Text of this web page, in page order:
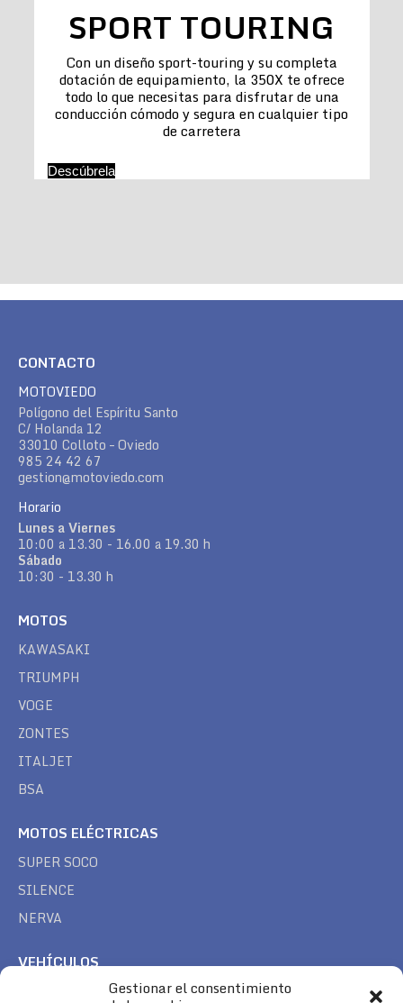
Gestionar el consentimiento
SPORT TOURING
Con un diseño sport-touring y su completa
dotación de equipamiento, la 350X te ofrece
todo lo que necesitas para disfrutar de una
conducción cómodo y segura en cualquier tipo
de carretera
Descúbrela
CONTACTO
MOTOVIEDO
Polígono del Espíritu Santo
C/ Holanda 12
33010 Colloto – Oviedo
985 24 42 67
gestion@motoviedo.com
Horario
Lunes a Viernes
10:00 a 13.30 - 16.00 a 19.30 h
Sábado
10:30 - 13.30 h
MOTOS
KAWASAKI
TRIUMPH
VOGE
ZONTES
ITALJET
BSA
MOTOS ELÉCTRICAS
SUPER SOCO
SILENCE
NERVA
VEHÍCULOS